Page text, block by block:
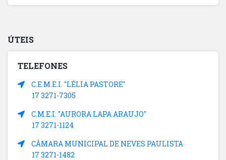
ÚTEIS
TELEFONES
C.E.M.E.I. "LÉLIA PASTORE"
17 3271-7305
C.M.E.I. "AURORA LAPA ARAUJO"
17 3271-1124
CÂMARA MUNICIPAL DE NEVES PAULISTA
17 3271-1482